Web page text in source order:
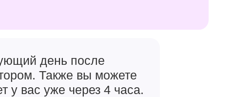
день после
Также вы можете
у вас уже через 4 часа.